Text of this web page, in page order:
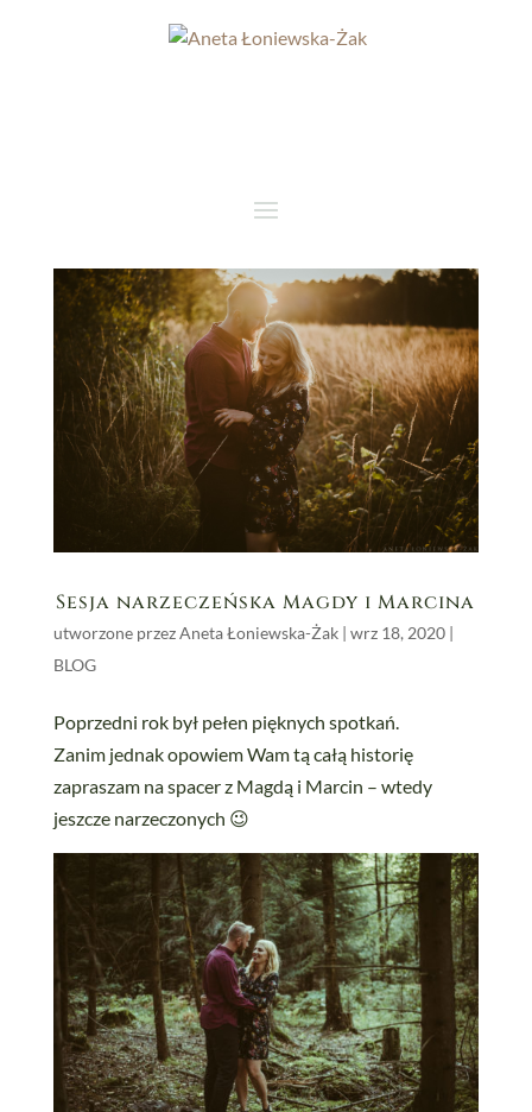
Sesja narzeczeńska Magdy i Marcina
utworzone przezAneta Łoniewska-Żak| wrz 18, 2020|
BLOG
Poprzedni rok był pełen pięknych spotkań.
Zanim jednak opowiem Wam tą całą historię
zapraszam na spacer z Magdą i Marcin – wtedy
jeszcze narzeczonych 😉